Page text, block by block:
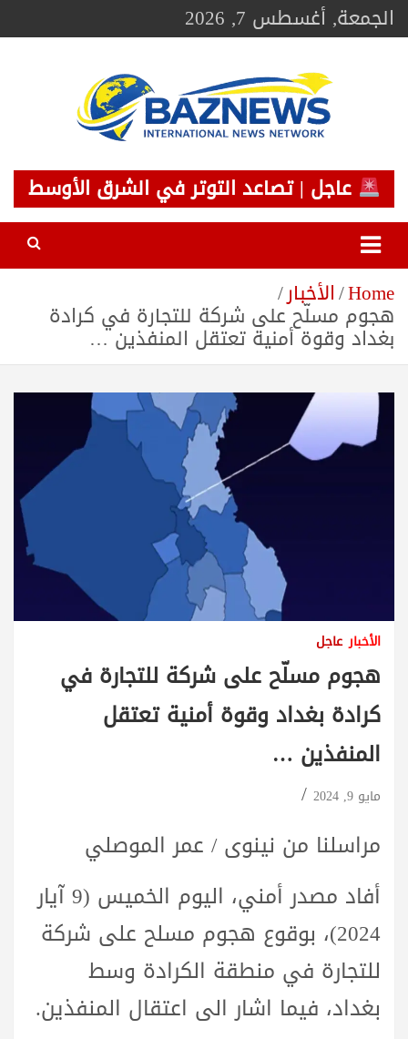
Skip
toالجمعة, أغسطس 7, 2026
BAZNEWS
شبكة باز الإخبارية
عاجل | تصاعد التوتر في الشرق الأوسط
Home الأخبار
هجوم مسلّح على شركة للتجارة في كرادة
بغداد وقوة أمنية تعتقل المنفذين …
الأخبار عاجل
هجوم مسلّح على شركة للتجارة في
كرادة بغداد وقوة أمنية تعتقل
المنفذين …
مايو 9, 2024
مراسلنا من نينوى / عمر الموصلي
أفاد مصدر أمني، اليوم الخميس (9 آيار
2024)، بوقوع هجوم مسلح على شركة
للتجارة في منطقة الكرادة وسط
بغداد، فيما اشار الى اعتقال المنفذين.